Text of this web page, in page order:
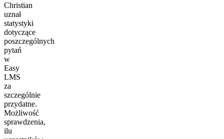
Christian
uznał
statystyki
dotyczące
poszczególnych
pytań
w
Easy
LMS
za
szczególnie
przydatne.
Możliwość
sprawdzenia,
ilu